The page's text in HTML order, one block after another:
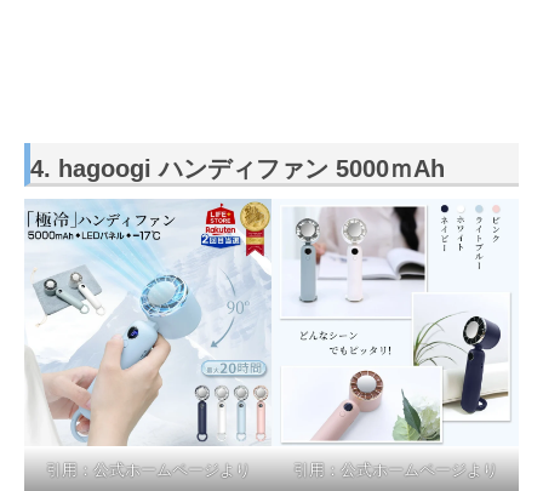
4. hagoogi ハンディファン 5000ｍAh
引用：公式ホームページより 引用：公式ホームページより